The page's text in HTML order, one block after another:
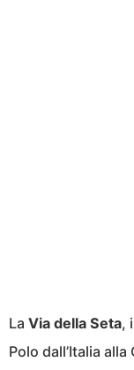
La Via della Seta,
Polo dall’Italia